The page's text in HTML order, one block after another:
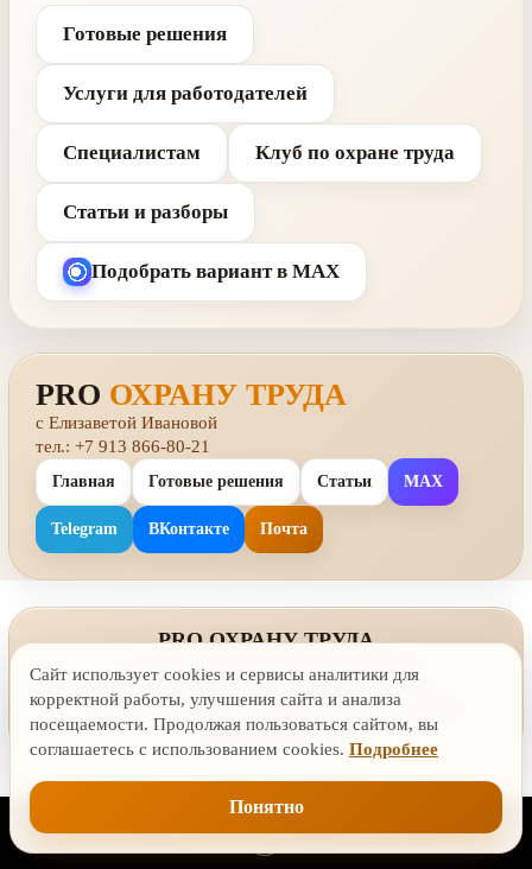
Готовые решения
Услуги для работодателей
Специалистам Клуб по охране труда
Статьи и разборы
Подобрать вариант в MAX
PRO ОХРАНУ ТРУДА
с Елизаветой Ивановой
тел.: +7 913 866-80-21
Главная Готовые решения Статьи MAX
Telegram ВКонтакте Почта
PRO ОХРАНУ ТРУДА
с Елизаветой Ивановой · ohranatruda-online.ru
Политика обработки персональных данных
Согласие на обработку персональных данных·Cookies
Согласие на рассылку
Сайт использует cookies и сервисы аналитики для
корректной работы, улучшения сайта и анализа
посещаемости. Продолжая пользоваться сайтом, вы
соглашаетесь с использованием cookies. Подробнее
Понятно
Made on Tilda